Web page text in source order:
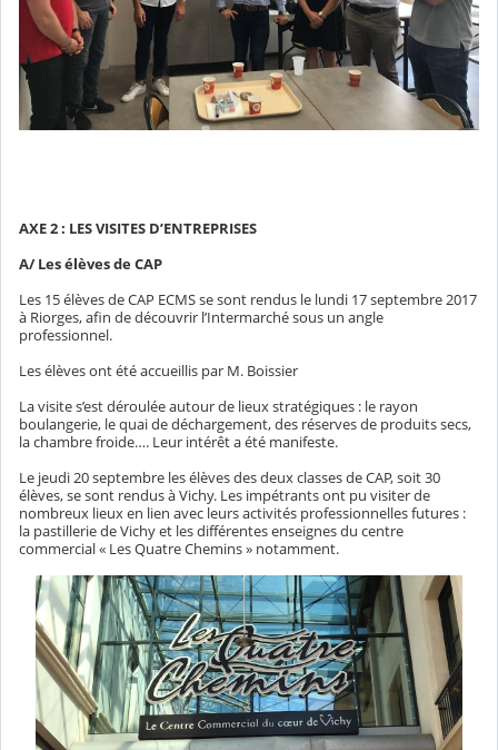
AXE 2 : LES VISITES D’ENTREPRISES
A/ Les élèves de CAP
Les 15 élèves de CAP ECMS se sont rendus le lundi 17 septembre 2017
à Riorges, afin de découvrir l’Intermarché sous un angle
professionnel.
Les élèves ont été accueillis par M. Boissier
La visite s’est déroulée autour de lieux stratégiques : le rayon
boulangerie, le quai de déchargement, des réserves de produits secs,
la chambre froide…. Leur intérêt a été manifeste.
Le jeudi 20 septembre les élèves des deux classes de CAP, soit 30
élèves, se sont rendus à Vichy. Les impétrants ont pu visiter de
nombreux lieux en lien avec leurs activités professionnelles futures :
la pastillerie de Vichy et les différentes enseignes du centre
commercial « Les Quatre Chemins » notamment.